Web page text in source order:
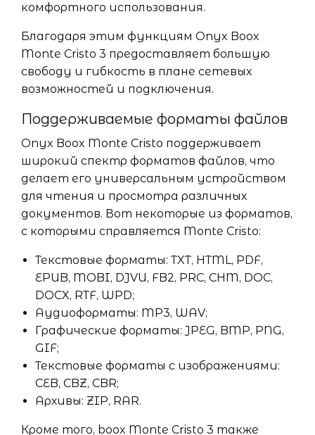
комфортного использования.
Благодаря этим функциям Onyx Boox
Monte Cristo 3 предоставляет большую
свободу и гибкость в плане сетевых
возможностей и подключения.
Поддерживаемые форматы файлов
Onyx Boox Monte Cristo поддерживает
широкий спектр форматов файлов, что
делает его универсальным устройством
для чтения и просмотра различных
документов. Вот некоторые из форматов,
с которыми справляется Monte Cristo:
Текстовые форматы: TXT, HTML, PDF,
EPUB, MOBI, DJVU, FB2, PRC, CHM, DOC,
DOCX, RTF, WPD;
Аудиоформаты: MP3, WAV;
Графические форматы: JPEG, BMP, PNG,
GIF;
Текстовые форматы с изображениями:
CEB, CBZ, CBR;
Архивы: ZIP, RAR.
Кроме того, boox Monte Cristo 3 также